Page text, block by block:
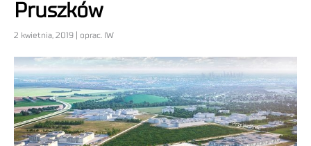
Pruszków
2 kwietnia, 2019 | oprac. IW